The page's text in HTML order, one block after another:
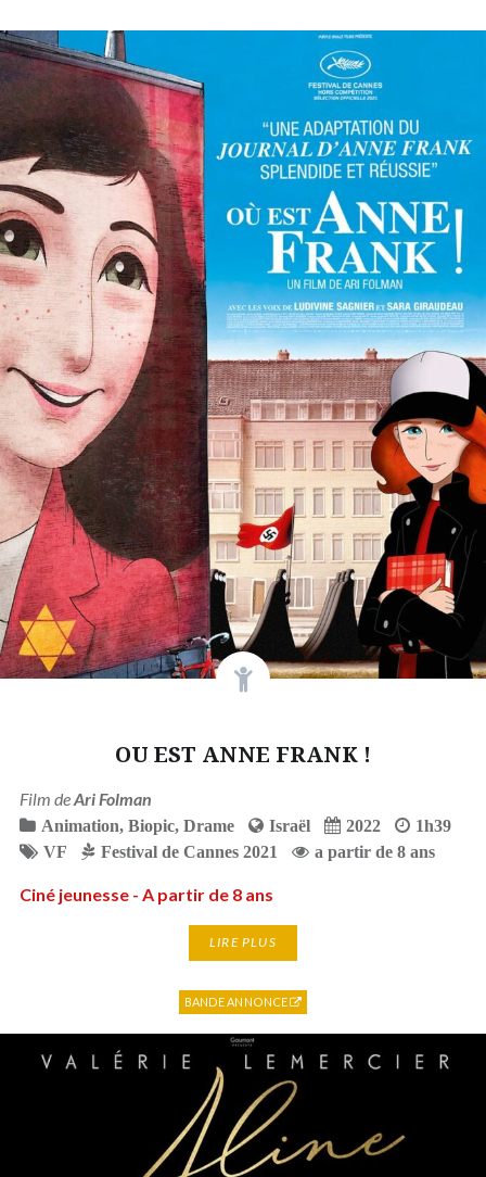
OU EST ANNE FRANK !
Film deAri Folman
Animation, Biopic, Drame Israël 2022
1h39
VF
Festival de Cannes 2021 a partir de 8 ans
Ciné jeunesse - A partir de 8 ans
LIRE PLUS
BANDE ANNONCE